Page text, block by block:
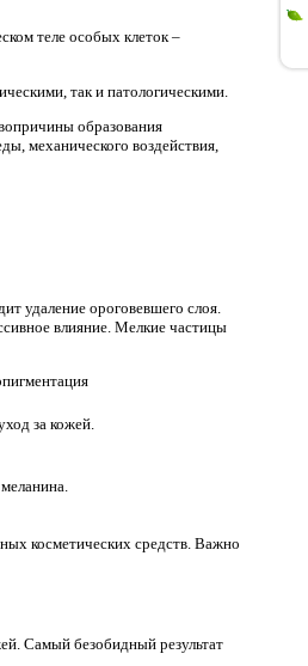
теле особых клеток –
так и патологическими.
образования
механического воздействия,
удаление ороговевшего слоя.
влияние. Мелкие частицы
за кожей.
косметических средств. Важно
Самый безобидный результат